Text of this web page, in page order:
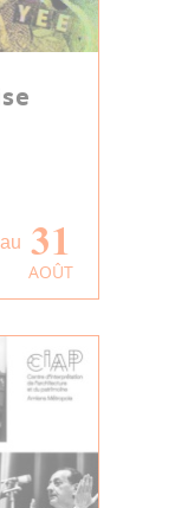
au 31
AOÛT